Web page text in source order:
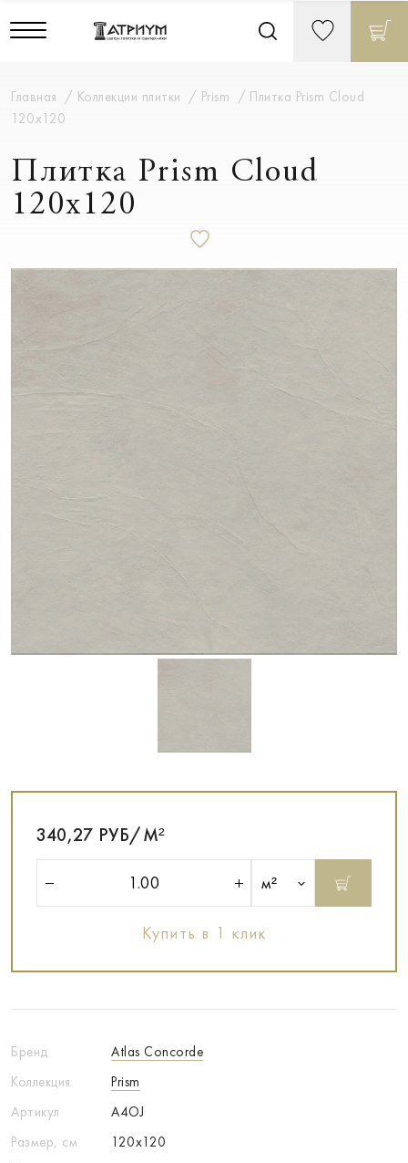
Главная Коллекции плитки Prism
Плитка Prism Cloud
120x120
Плитка Prism Cloud
120x120
Бренд
Atlas Concorde
Коллекция
Prism
Артикул
A4OJ
Размер, см
120x120
340,27 РУБ/М²
м²
Купить в 1 клик